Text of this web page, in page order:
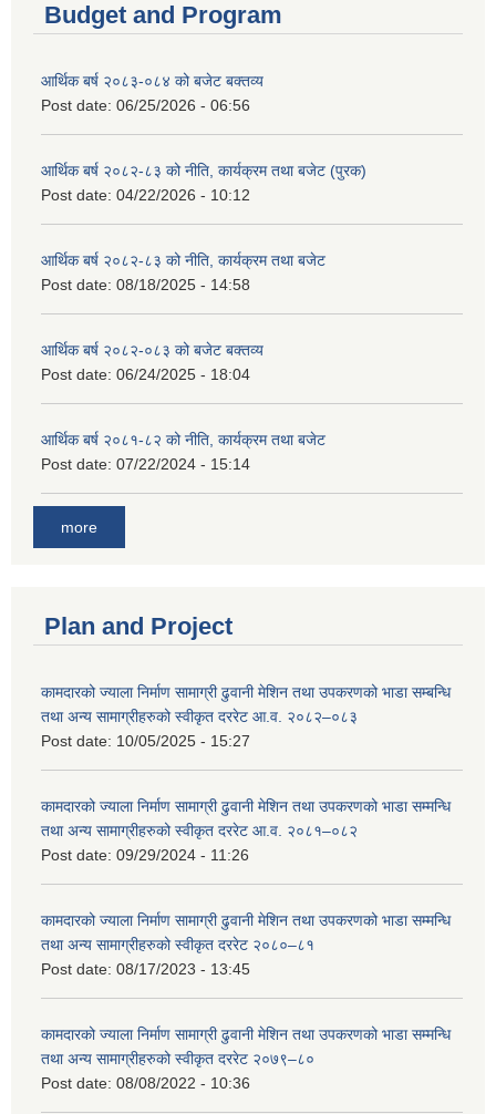
Budget and Program
आर्थिक बर्ष २०८३-०८४ को बजेट बक्तव्य
Post date: 06/25/2026 - 06:56
आर्थिक बर्ष २०८२-८३ को नीति, कार्यक्रम तथा बजेट (पुरक)
Post date: 04/22/2026 - 10:12
आर्थिक बर्ष २०८२-८३ को नीति, कार्यक्रम तथा बजेट
Post date: 08/18/2025 - 14:58
आर्थिक बर्ष २०८२-०८३ को बजेट बक्तव्य
Post date: 06/24/2025 - 18:04
आर्थिक बर्ष २०८१-८२ को नीति, कार्यक्रम तथा बजेट
Post date: 07/22/2024 - 15:14
more
Plan and Project
कामदारको ज्याला निर्माण सामाग्री ढुवानी मेशिन तथा उपकरणको भाडा सम्बन्धि
तथा अन्य सामाग्रीहरुको स्वीकृत दररेट आ.व. २०८२–०८३
Post date: 10/05/2025 - 15:27
कामदारको ज्याला निर्माण सामाग्री ढुवानी मेशिन तथा उपकरणको भाडा सम्मन्धि
तथा अन्य सामाग्रीहरुको स्वीकृत दररेट आ.व. २०८१–०८२
Post date: 09/29/2024 - 11:26
कामदारको ज्याला निर्माण सामाग्री ढुवानी मेशिन तथा उपकरणको भाडा सम्मन्धि
तथा अन्य सामाग्रीहरुको स्वीकृत दररेट २०८०–८१
Post date: 08/17/2023 - 13:45
कामदारको ज्याला निर्माण सामाग्री ढुवानी मेशिन तथा उपकरणको भाडा सम्मन्धि
तथा अन्य सामाग्रीहरुको स्वीकृत दररेट २०७९–८०
Post date: 08/08/2022 - 10:36